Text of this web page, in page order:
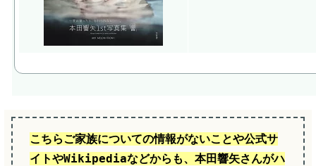
こちらご家族についての情報がないことや公式サ
イトやWikipediaなどからも、本田響矢さんがハ